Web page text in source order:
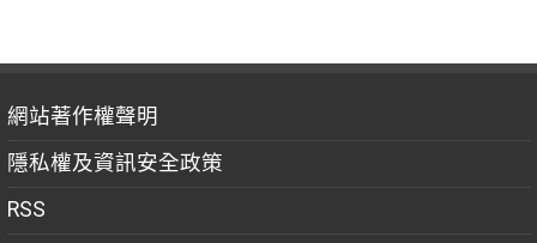
網站著作權聲明
隱私權及資訊安全政策
RSS